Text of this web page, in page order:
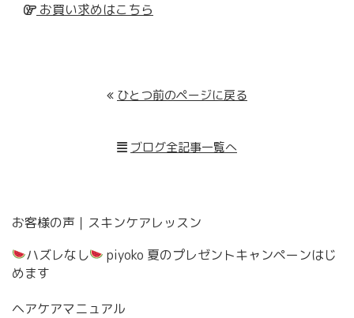
お買い求めはこちら
ひとつ前のページに戻る
ブログ全記事一覧へ
お客様の声｜スキンケアレッスン
ハズレなし
piyoko 夏のプレゼントキャンペーンはじ
めます
ヘアケアマニュアル